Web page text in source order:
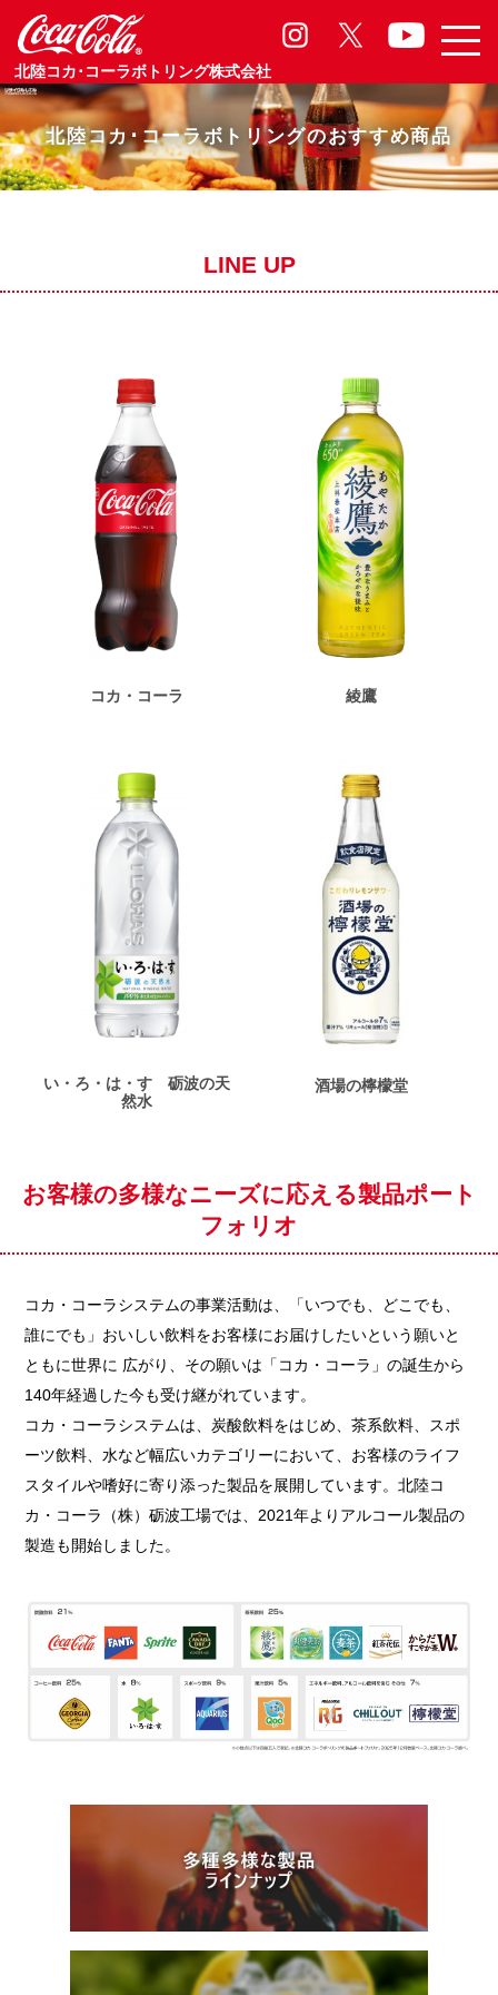
北陸コカ･コーラボトリング株式会社
北陸コカ･コーラボトリングのおすすめ商品
LINE UP
コカ・コーラ 綾鷹
い・ろ・は・す 砺波の天
然水
酒場の檸檬堂
お客様の多様なニーズに応える製品ポート
フォリオ
コカ・コーラシステムの事業活動は、「いつでも、どこでも、
誰にでも」おいしい飲料をお客様にお届けしたいという願いと
ともに世界に 広がり、その願いは「コカ・コーラ」の誕生から
140年経過した今も受け継がれています。
コカ・コーラシステムは、炭酸飲料をはじめ、茶系飲料、スポ
ーツ飲料、水など幅広いカテゴリーにおいて、お客様のライフ
スタイルや嗜好に寄り添った製品を展開しています。北陸コ
カ・コーラ（株）砺波工場では、2021年よりアルコール製品の
製造も開始しました。